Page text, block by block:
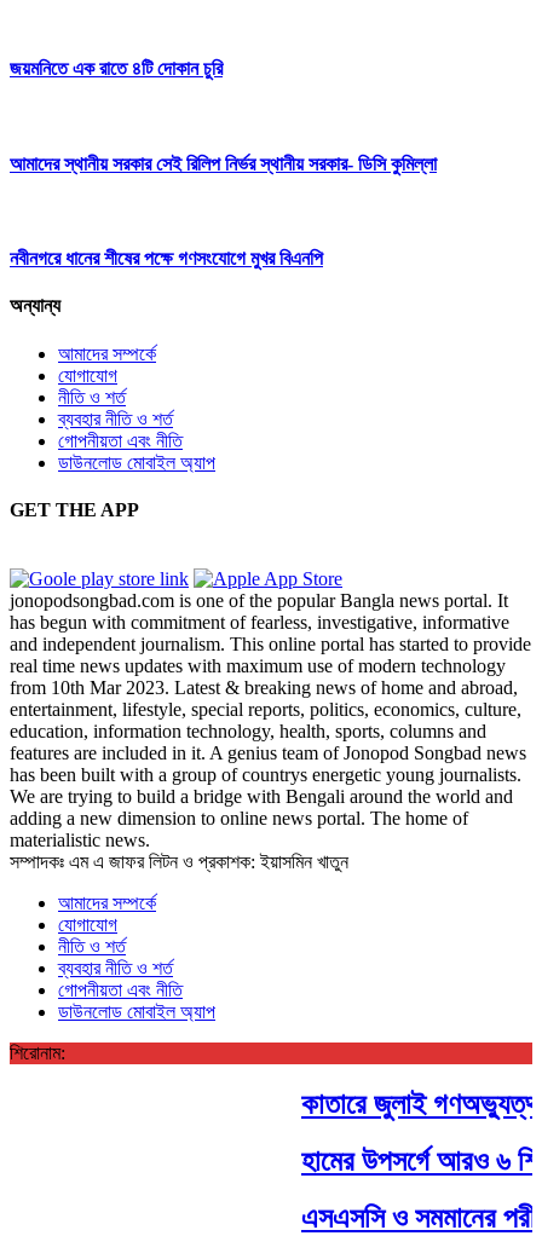
জয়মনিতে এক রাতে ৪টি দোকান চুরি
আমাদের স্থানীয় সরকার সেই রিলিপ নির্ভর স্থানীয় সরকার- ডিসি কুমিল্লা
নবীনগরে ধানের শীষের পক্ষে গণসংযোগে মুখর বিএনপি
অন্যান্য
আমাদের সম্পর্কে
যোগাযোগ
নীতি ও শর্ত
ব্যবহার নীতি ও শর্ত
গোপনীয়তা এবং নীতি
ডাউনলোড মোবাইল অ্যাপ
GET THE APP
jonopodsongbad.com is one of the popular Bangla news portal. It
has begun with commitment of fearless, investigative, informative
and independent journalism. This online portal has started to provide
real time news updates with maximum use of modern technology
from 10th Mar 2023. Latest & breaking news of home and abroad,
entertainment, lifestyle, special reports, politics, economics, culture,
education, information technology, health, sports, columns and
features are included in it. A genius team of Jonopod Songbad news
has been built with a group of countrys energetic young journalists.
We are trying to build a bridge with Bengali around the world and
adding a new dimension to online news portal. The home of
materialistic news.
সম্পাদকঃ এম এ জাফর লিটন ও প্রকাশক: ইয়াসমিন খাতুন
আমাদের সম্পর্কে
যোগাযোগ
নীতি ও শর্ত
ব্যবহার নীতি ও শর্ত
গোপনীয়তা এবং নীতি
ডাউনলোড মোবাইল অ্যাপ
শিরোনাম:
কাতারে জুলাই
হামের উপসর্গে আরও ৬
এসএসসি ও সমমানের